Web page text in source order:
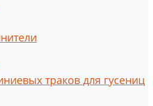
траков для гусениц